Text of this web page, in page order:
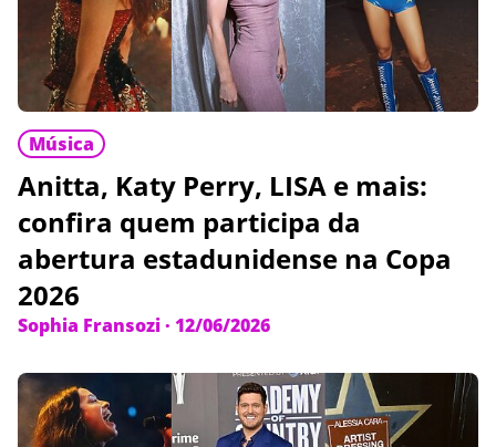
Música
Anitta, Katy Perry, LISA e mais:
confira quem participa da
abertura estadunidense na Copa
2026
Sophia Fransozi· 12/06/2026